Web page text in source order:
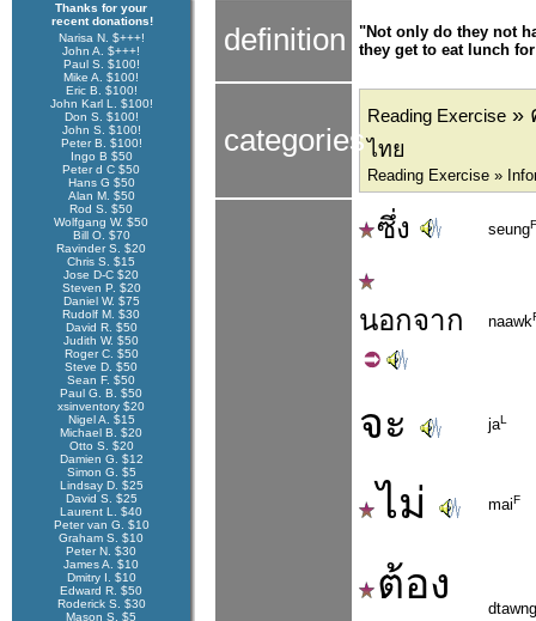
Thanks for your
recent donations!
Narisa N. $+++!
John A. $+++!
Paul S. $100!
Mike A. $100!
Eric B. $100!
John Karl L. $100!
Don S. $100!
John S. $100!
Peter B. $100!
Ingo B $50
Peter d C $50
Hans G $50
Alan M. $50
Rod S. $50
Wolfgang W. $50
Bill O. $70
Ravinder S. $20
Chris S. $15
Jose D-C $20
Steven P. $20
Daniel W. $75
Rudolf M. $30
David R. $50
Judith W. $50
Roger C. $50
Steve D. $50
Sean F. $50
Paul G. B. $50
xsinventory $20
Nigel A. $15
Michael B. $20
Otto S. $20
Damien G. $12
Simon G. $5
Lindsay D. $25
David S. $25
Laurent L. $40
Peter van G. $10
Graham S. $10
Peter N. $30
James A. $10
Dmitry I. $10
Edward R. $50
Roderick S. $30
Mason S. $5
definition
"Not only do they not
they get to eat lunch
categories
Reading Exercise »
ไทย
Reading Exercise »
ซึ่ง seungF
นอกจาก naawk
จะ jaL
ไม่ maiF
ต้อง
dtawng